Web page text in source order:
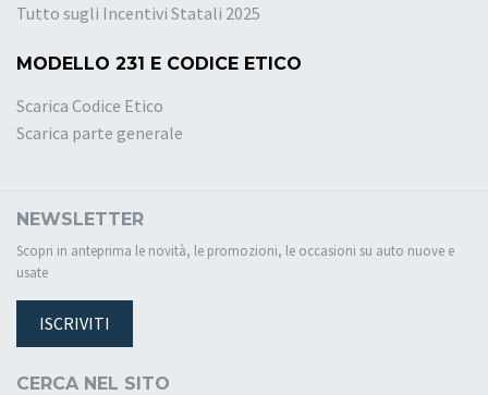
Tutto sugli Incentivi Statali 2025
MODELLO 231 E CODICE ETICO
Scarica Codice Etico
Scarica parte generale
NEWSLETTER
Scopri in anteprima le novità, le promozioni, le occasioni su auto nuove e
usate
ISCRIVITI
CERCA NEL SITO